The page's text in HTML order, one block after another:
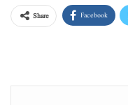
Share Facebook